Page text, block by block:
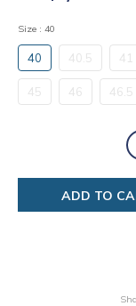
Size : 40
40 40.5 41
45 46 46.5
ADD TO